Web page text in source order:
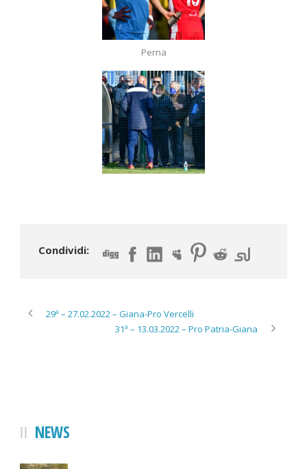
Perna
Condividi:
29ª – 27.02.2022 – Giana-Pro Vercelli
31ª – 13.03.2022 – Pro Patria-Giana
NEWS